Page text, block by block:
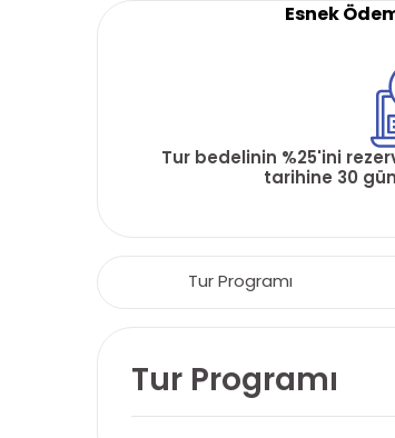
Esnek
Tur bedelinin %25'ini
tarihine 30
Tur Programı
Tur Programı